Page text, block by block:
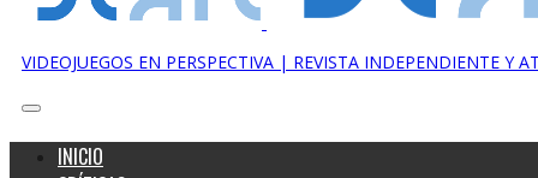
VIDEOJUEGOS EN PERSPECTIVA | REVISTA INDEPENDIENTE Y
INICIO